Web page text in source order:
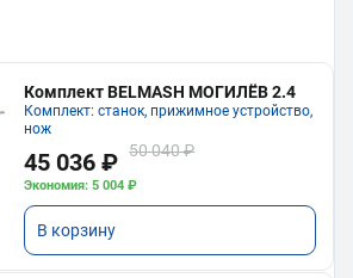
Комплект BELMASH МОГИЛЁВ 2.4
Комплект: станок, прижимное устройство,
нож
45 036 ₽ 50 040 ₽
Экономия: 5 004 ₽
В корзину